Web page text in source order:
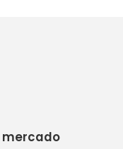
mercado